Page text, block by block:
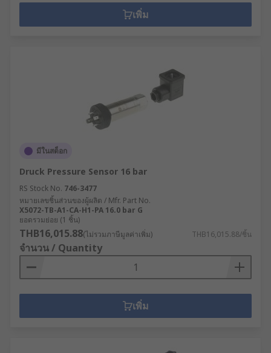
เพิ่ม
มีในสต็อก
Druck Pressure Sensor 16 bar
RS Stock No. 746-3477
หมายเลขชิ้นส่วนของผู้ผลิต / Mfr. Part No.
X5072-TB-A1-CA-H1-PA 16.0 bar G
ยอดรวมย่อย (1 ชิ้น)
THB16,015.88(ไม่รวมภาษีมูลค่าเพิ่ม) THB16,015.88/ชิ้น
จำนวน / Quantity
เพิ่ม